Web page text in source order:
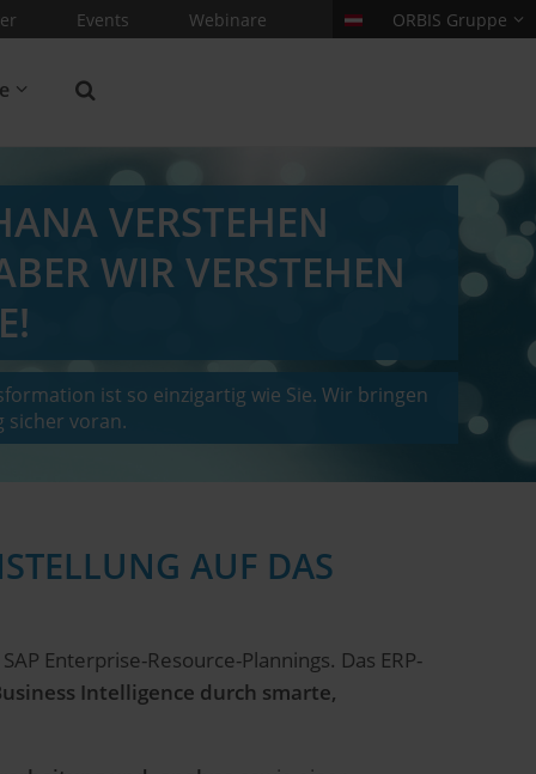
Events Webinare ORBIS Gruppe
VERSTEHEN
WIR VERSTEHEN
ist so einzigartig wie Sie. Wir bringen
sicher voran.
AUF DAS
Enterprise-Resource-Plannings. Das ERP-
Intelligence durch smarte,